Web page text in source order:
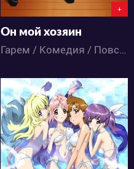
+
Он мой хозяин
Гарем / Комедия / Повседневность / Сёнэн / Этти / Аниме
5665